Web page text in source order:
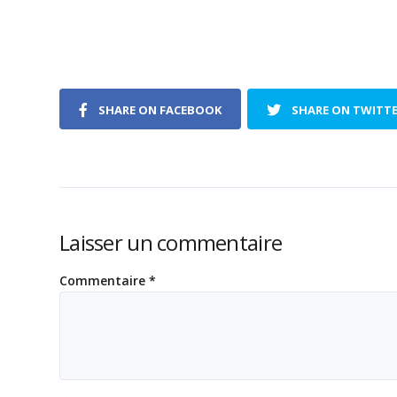
SHARE ON FACEBOOK SHARE ON
Laisser un commentaire
Commentaire *